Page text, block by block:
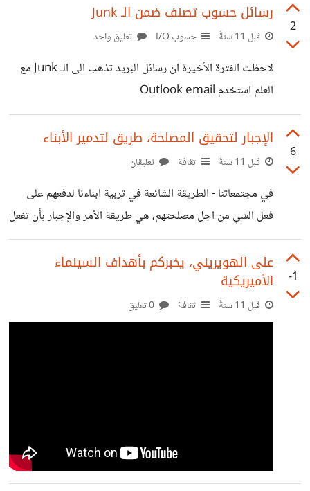
2
رسائل حسوب تصنف ضمن الـ Junk
قبل 11 سنةً حسوب I/O تعليق واحد
لاحظت الفترة الأخيرة ان رسائل البريد تذهب الى الـ Junk مع
العلم استخدم Outlook email
6
الإجبار لتحقيق المصلحة، طريق لتدمير الأبناء
قبل 11 سنةً ثقافة تعليقان
في مجتمعاتنا - الطريقة الشائعة في تربية ابناءنا لدفعهم على
فعل الشي من اجل مصلحتهم، هي طريقة الأمر والإجبار بأن تفعل
هذا وإلا منعتك عن هذا وذاك. الدكتور عدنان ابراهيم يقول ان
هذا هو الطريق المدمر لأبناءك والتي تهدر كل إمكانياتهم: ---------
-- https://www.youtube.com/watch?
v=YsGrMABq9Tw
-1
على الهويريني، يخبركم بأهداف السينماء
الأميريكية
قبل 11 سنةً ثقافة